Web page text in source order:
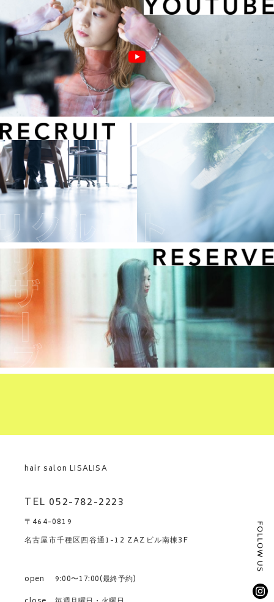
hair salon LISALISA
TEL 052-782-2223
〒464-0819
名古屋市千種区四谷通1-12 ZAZビル南棟3F
open
9:00〜17:00(最終予約)